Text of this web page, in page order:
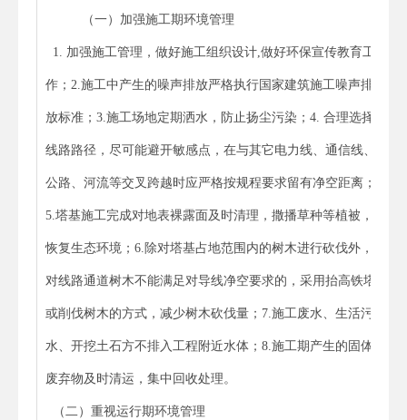
（一）加强施工期环境管理
1. 加强施工管理，做好施工组织设计,做好环保宣传教育工
作；2.施工中产生的噪声排放严格执行国家建筑施工噪声排
放标准；3.施工场地定期洒水，防止扬尘污染；4. 合理选择
线路路径，尽可能避开敏感点，在与其它电力线、通信线、
公路、河流等交叉跨越时应严格按规程要求留有净空距离；
5.塔基施工完成对地表裸露面及时清理，撒播草种等植被，
恢复生态环境；6.除对塔基占地范围内的树木进行砍伐外，
对线路通道树木不能满足对导线净空要求的，采用抬高铁塔
或削伐树木的方式，减少树木砍伐量；7.施工废水、生活污
水、开挖土石方不排入工程附近水体；8.施工期产生的固体
废弃物及时清运，集中回收处理。
（二）重视运行期环境管理